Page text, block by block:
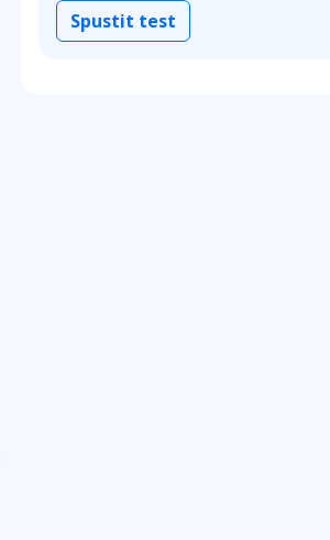
Spustit test